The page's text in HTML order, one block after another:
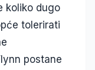
koliko dugo
tolerirati
postane